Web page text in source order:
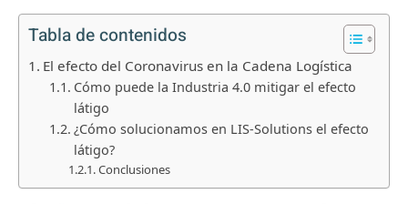
Tabla de contenidos
El efecto del Coronavirus en la Cadena Logística
Cómo puede la Industria 4.0 mitigar el efecto
látigo
¿Cómo solucionamos en LIS-Solutions el efecto
látigo?
Conclusiones